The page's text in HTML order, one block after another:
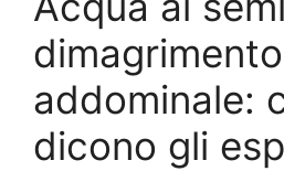
dimagrimento
addominale:
dicono gli